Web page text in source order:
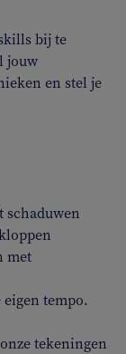
bij te
jouw
en stel je
schaduwen
met
tempo.
tekeningen